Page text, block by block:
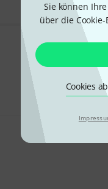
Sie können
über die
Cookies
Gefällt
Teilen